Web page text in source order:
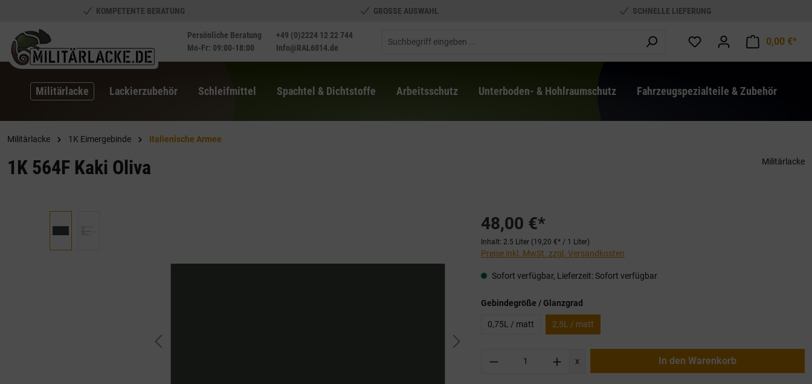
Zur Hauptnavigation springen
KOMPETENTE BERATUNG GROSSE AUSWAHL SCHNELLE LIEFERUNG
Persönliche Beratung
Mo-Fr: 09:00-18:00
+49 (0)2224 12 22 744
Info@RAL6014.de
0,00 €*
Militärlacke Lackierzubehör Schleifmittel Spachtel & Dichtstoffe Arbeitsschutz Unterboden- & Hohlraumschutz Fahrzeugspezialteile & Zubehör
Militärlacke 1K Eimergebinde Italienische Armee
1K 564F Kaki Oliva Militärlacke
48,00 €*
Inhalt: 2.5 Liter (19,20 €* / 1 Liter)
Preise inkl. MwSt. zzgl. Versandkosten
Sofort verfügbar, Lieferzeit: Sofort verfügbar
Gebindegröße / Glanzgrad
0,75L / matt 2,5L / matt
Produkt Anzahl: Gib den gewünschten Wert ein
x In den Warenkorb